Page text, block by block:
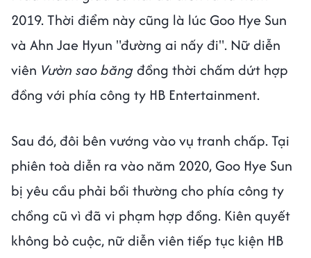
2019. Thời điểm này cũng là lúc Goo Hye Sun
và Ahn Jae Hyun "đường ai nấy đi". Nữ diễn
viên Vườn sao băngđồng thời chấm dứt hợp
đồng với phía công ty HB Entertainment.
Sau đó, đôi bên vướng vào vụ tranh chấp. Tại
phiên toà diễn ra vào năm 2020, Goo Hye Sun
bị yêu cầu phải bồi thường cho phía công ty
chồng cũ vì đã vi phạm hợp đồng. Kiên quyết
không bỏ cuộc, nữ diễn viên tiếp tục kiện HB